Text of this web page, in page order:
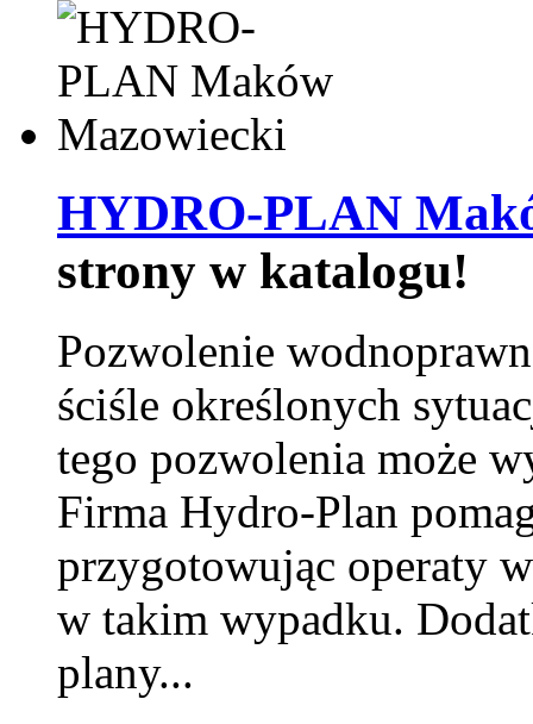
HYDRO-PLAN
strony w katalogu!
Pozwolenie
ściśle określonych
tego pozwolenia może
Firma Hydro-Plan
przygotowując operaty
w takim wypadku.
plany...